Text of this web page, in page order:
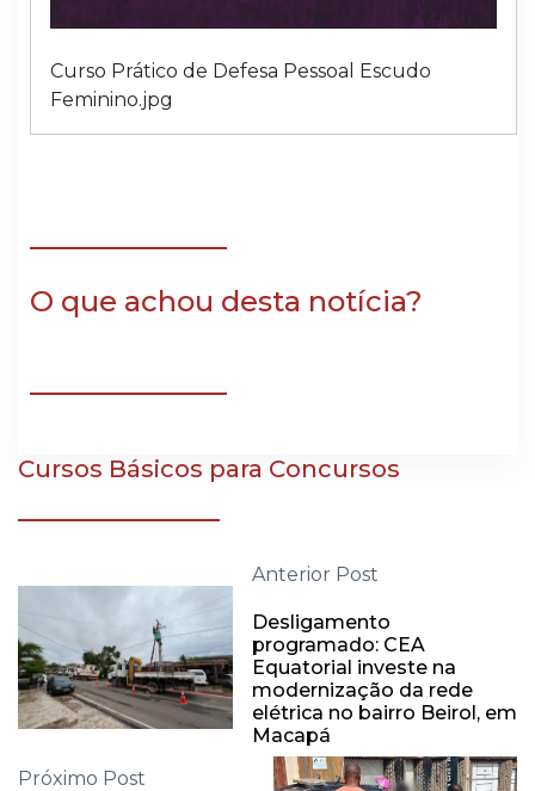
Curso Prático de Defesa Pessoal Escudo
Feminino.jpg
O que achou desta notícia?
Cursos Básicos para Concursos
Anterior Post
Desligamento
programado: CEA
Equatorial investe na
modernização da rede
elétrica no bairro Beirol, em
Macapá
Próximo Post